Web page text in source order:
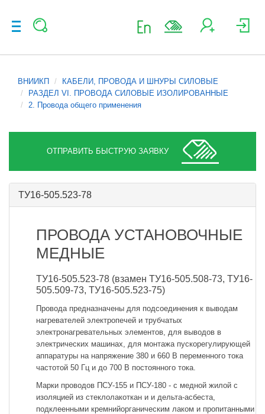
ВНИИКП
КАБЕЛИ, ПРОВОДА И ШНУРЫ СИЛОВЫЕ
РАЗДЕЛ VI. ПРОВОДА СИЛОВЫЕ ИЗОЛИРОВАННЫЕ
2. Провода общего применения
ОТПРАВИТЬ БЫСТРУЮ ЗАЯВКУ
ТУ16-505.523-78
ПРОВОДА УСТАНОВОЧНЫЕ
МЕДНЫЕ
ТУ16-505.523-78 (взамен ТУ16-505.508-73, ТУ16-
505.509-73, ТУ16-505.523-75)
Провода предназначены для подсоединения к выводам
нагревателей электропечей и трубчатых
электронагревательных элементов, для выводов в
электрических машинах, для монтажа пускорегулирующей
аппаратуры на напряжение 380 и 660 В переменного тока
частотой 50 Гц и до 700 В постоянного тока.
Марки проводов ПСУ-155 и ПСУ-180 - с медной жилой с
изоляцией из стеклолакоткан и и дельта-асбеста,
подклеенными кремнийорганическим лаком и пропитанными